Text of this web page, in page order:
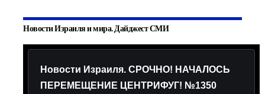
Новости Израиля и мира. Дайджест СМИ